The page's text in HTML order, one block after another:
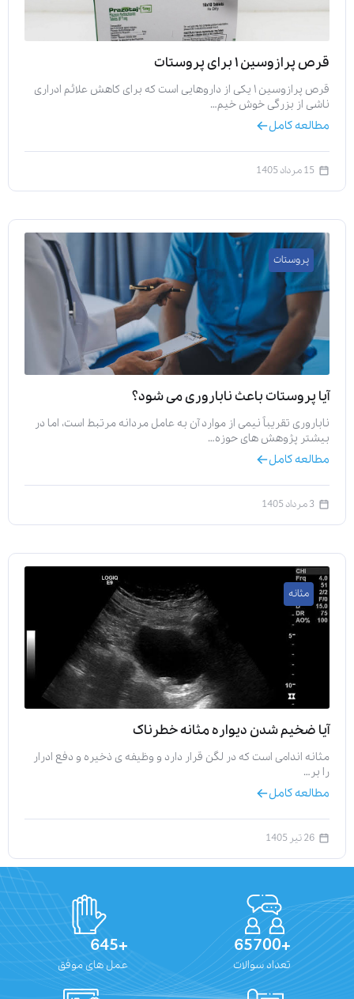
قرص پرازوسین ۱ برای پروستات
قرص پرازوسین ۱ یکی از داروهایی است که برای کاهش علائم ادراری
ناشی از بزرگی خوش خیم…
مطالعه کامل
15 مرداد 1405
پروستات
آیا پروستات باعث ناباروری می‌ شود؟
ناباروری تقریباً نیمی از موارد آن به عامل مردانه مرتبط است، اما در
بیشتر پژوهش‌ های حوزه…
مطالعه کامل
3 مرداد 1405
مثانه
آیا ضخیم شدن دیواره مثانه خطرناک
مثانه اندامی است که در لگن قرار دارد و وظیفه‌ ی ذخیره و دفع ادرار
را بر…
مطالعه کامل
26 تیر 1405
+65700
تعداد سوالات
+645
عمل های موفق